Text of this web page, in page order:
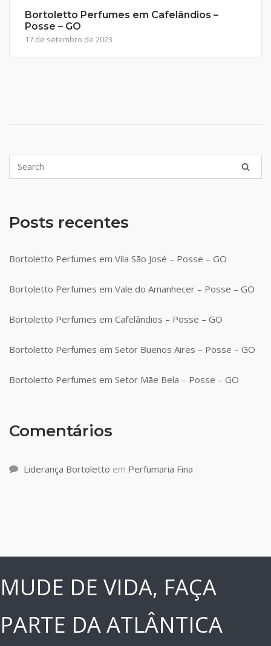
Bortoletto Perfumes em Cafelândios –
Posse – GO
17 de setembro de 2023
Posts recentes
Bortoletto Perfumes em Vila São José – Posse – GO
Bortoletto Perfumes em Vale do Amanhecer – Posse – GO
Bortoletto Perfumes em Cafelândios – Posse – GO
Bortoletto Perfumes em Setor Buenos Aires – Posse – GO
Bortoletto Perfumes em Setor Mãe Bela – Posse – GO
Comentários
Liderança Bortoletto em Perfumaria Fina
MUDE DE VIDA, FAÇA
PARTE DA ATLÂNTICA